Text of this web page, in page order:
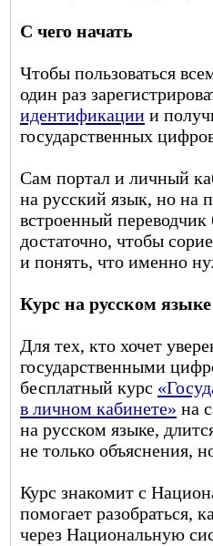
С чего начать
Чтобы пользоваться
один раз
идентификации и
государственных
Сам портал и личный
на русский язык, но на
встроенный
достаточно, чтобы
и понять, что именно
Курс на русском
Для тех, кто хочет
государственными
бесплатный курс
в личном кабинете» на
на русском языке,
не только объяснения,
Курс знакомит с
помогает разобраться,
через Национальную